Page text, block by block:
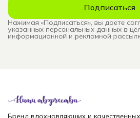
Подписаться
Нажимая «Подписаться», вы даете
указанных персональных данных в
информационной и рекламной